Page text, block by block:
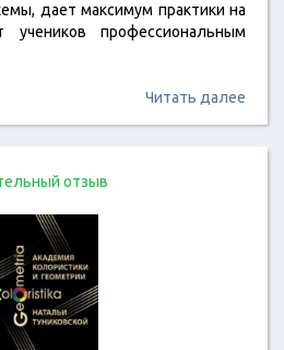
дает максимум практики на
профессиональным
Читать далее
отзыв